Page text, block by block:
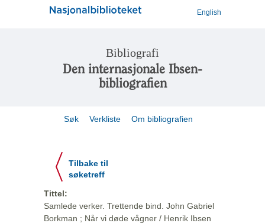
English
Bibliografi
Den internasjonale Ibsen-
bibliografien
Søk Verkliste Om bibliografien
Tilbake til
søketreff
Tittel:
Samlede verker. Trettende bind. John Gabriel
Borkman ; Når vi døde vågner / Henrik Ibsen